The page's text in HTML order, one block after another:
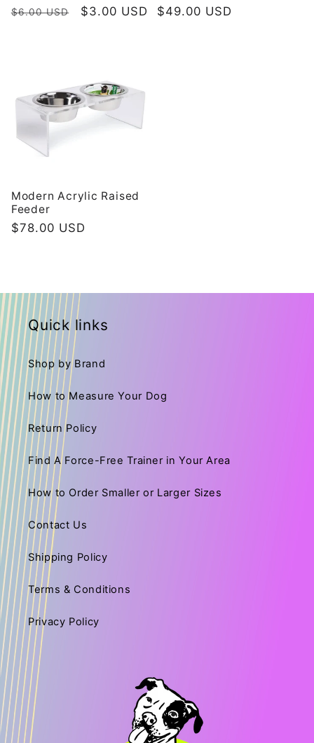
Κανονική
$6.00 USD
Τιμή
$3.00 USD
Κανονική
$49.00 USD
Modern Acrylic Raised
Feeder
Κανονική
$78.00 USD
Quick links
Shop by Brand
How to Measure Your Dog
Return Policy
Find A Force-Free Trainer in Your Area
How to Order Smaller or Larger Sizes
Contact Us
Shipping Policy
Terms & Conditions
Privacy Policy